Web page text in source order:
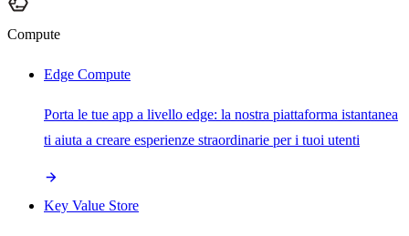
Compute
Edge Compute
Porta le tue app a livello edge: la nostra piattaforma istantanea
ti aiuta a creare esperienze straordinarie per i tuoi utenti
Key Value Store